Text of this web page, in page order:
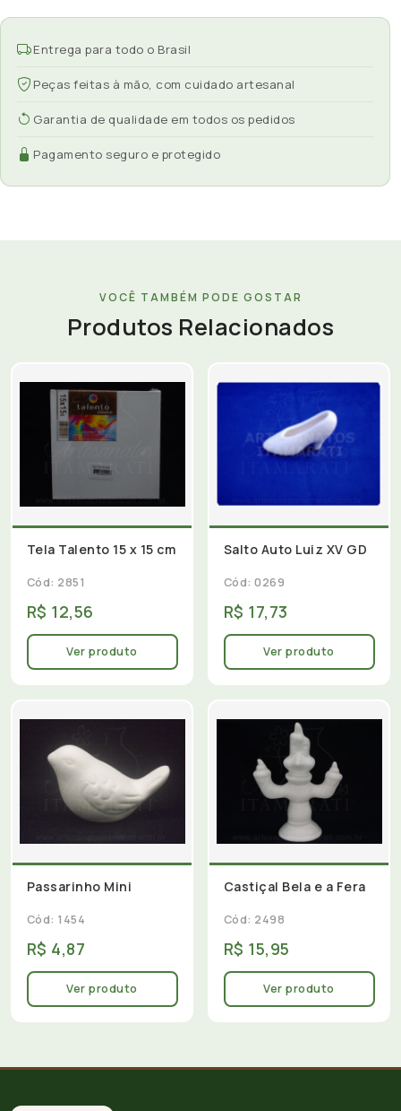
Entrega para todo o Brasil
Peças feitas à mão, com cuidado artesanal
Garantia de qualidade em todos os pedidos
Pagamento seguro e protegido
VOCÊ TAMBÉM PODE GOSTAR
Produtos Relacionados
Tela Talento 15 x 15 cm
Cód: 2851
R$ 12,56
Ver produto
Salto Auto Luiz XV GD
Cód: 0269
R$ 17,73
Ver produto
Passarinho Mini
Cód: 1454
R$ 4,87
Ver produto
Castiçal Bela e a Fera
Cód: 2498
R$ 15,95
Ver produto